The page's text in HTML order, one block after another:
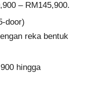
– RM145,900.
door)
reka bentuk
hingga